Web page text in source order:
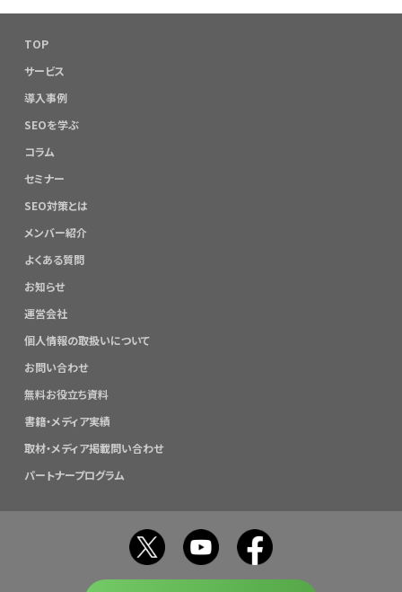
TOP
サービス
導入事例
SEOを学ぶ
コラム
セミナー
SEO対策とは
メンバー紹介
よくある質問
お知らせ
運営会社
個人情報の取扱いについて
お問い合わせ
無料お役立ち資料
書籍・メディア実績
取材・メディア掲載問い合わせ
パートナープログラム